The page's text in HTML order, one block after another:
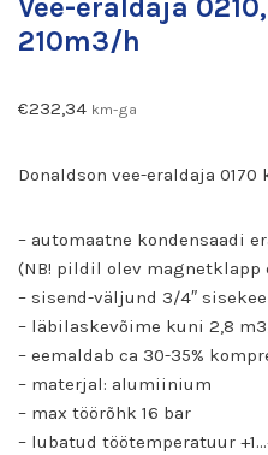
Vee-eraldaja
210m3/h
€232,34 km-ga
Donaldson vee-eraldaja
– automaatne kondensaadi
(NB! pildil olev
– sisend-väljund 3/4″
– läbilaskevõime kuni 2,8
– eemaldab ca 30-35%
– materjal: alumiinium
– max töörõhk 16 bar
– lubatud töötemperatuur